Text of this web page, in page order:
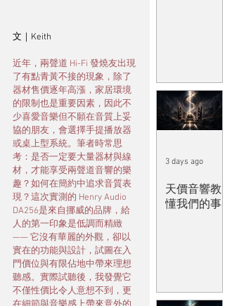
文｜Keith
近年，兩聲道 Hi-Fi 發燒友出現
了有點青黃不接的現象，除了
器材售價逐年高漲，家居環境
的限制也是重要因素，因此不
少喜愛音樂但不願在音質上妥
協的朋友，會選擇手提播放器
或桌上型系統。筆者時常思
考：是否一定要大量器材與線
材，才能享受兩聲道音響的樂
趣？如何在簡約中追求音質表
現？這次實測的 Henry Audio
DA256是來自挪威的品牌，給
人的第一印象是低調而精緻
—— 它沒有華麗的外觀，卻以
實在的功能與設計，試圖在入
門價位與有限佔地中帶來理想
聽感。實際試聽後，我發覺它
不僅性價比令人意想不到，更
天價音響教
懂我們的事
3 days ago